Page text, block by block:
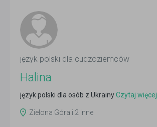
język polski dla cudzoziemców
Halina
język polski dla osób z UkrainyCzytaj więcej
Zielona Góra i 2 inne